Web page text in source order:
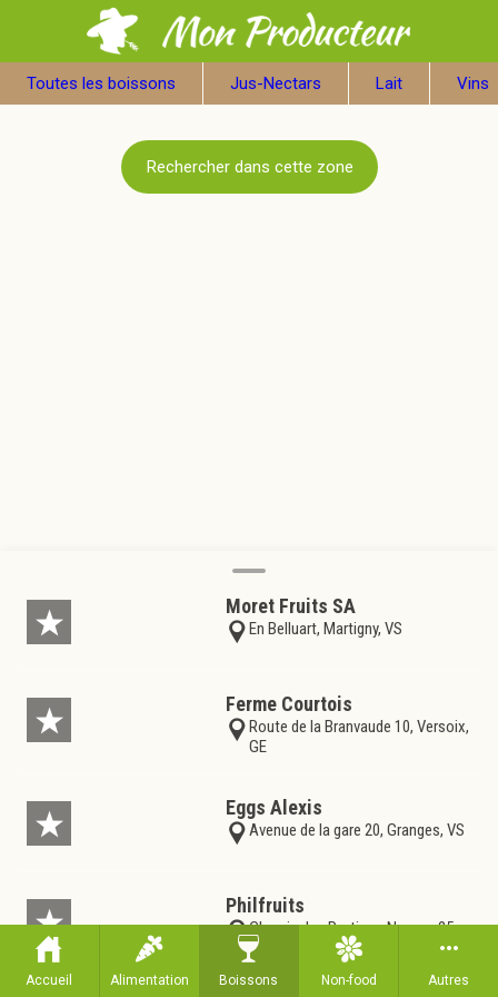
Toutes les boissons Jus-Nectars Lait Vins
Moret Fruits SA
En Belluart, Martigny, VS
Ferme Courtois
Route de la Branvaude 10, Versoix,
GE
Eggs Alexis
Avenue de la gare 20, Granges, VS
Philfruits
Chemin des Portions Neuves 25,
Riddes, VS
Rechercher dans cette zone
Accueil Alimentation Boissons Non-food Autres